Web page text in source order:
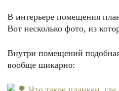
В интерьере помещения
Вот несколько фото, из
Внутри помещений
вообще шикарно: